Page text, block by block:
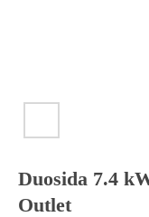
Duosida 7.4
Outlet